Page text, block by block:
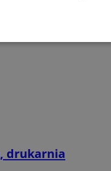
drukarnia